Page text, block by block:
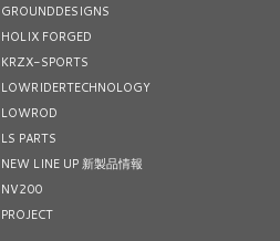
GROUNDDESIGNS
HOLIX FORGED
KRZX-SPORTS
LOWRIDERTECHNOLOGY
LOWROD
LS PARTS
NEW LINE UP 新製品情報
NV200
PROJECT